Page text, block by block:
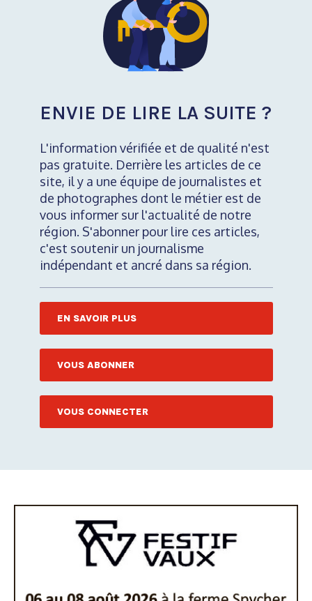
ENVIE DE LIRE LA SUITE ?
L'information vérifiée et de qualité n'est
pas gratuite. Derrière les articles de ce
site, il y a une équipe de journalistes et
de photographes dont le métier est de
vous informer sur l'actualité de notre
région. S'abonner pour lire ces articles,
c'est soutenir un journalisme
indépendant et ancré dans sa région.
EN SAVOIR PLUS
VOUS ABONNER
VOUS CONNECTER